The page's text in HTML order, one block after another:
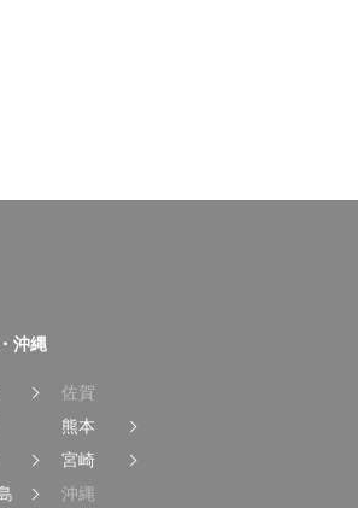
沖縄
佐賀
熊本
宮崎
沖縄